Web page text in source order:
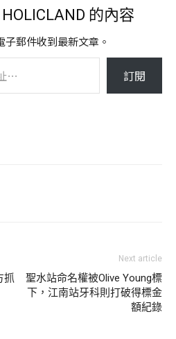
的內容
子郵件收到最新文章。
訂閱
抓
Next article
聖水站命名權被Olive Young標
下，江南站牙科則打破得標金
額紀錄